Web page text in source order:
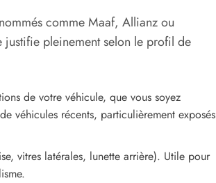
comme Maaf, Allianz ou
justifie pleinement selon le profil de
de votre véhicule, que vous soyez
véhicules récents, particulièrement exposés
vitres latérales, lunette arrière). Utile pour